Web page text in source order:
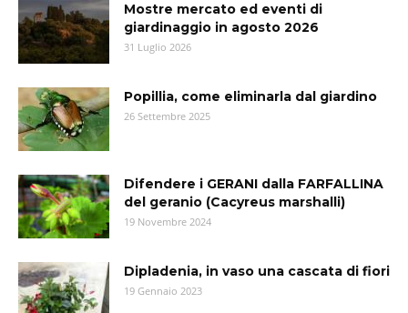
Mostre mercato ed eventi di
giardinaggio in agosto 2026
31 Luglio 2026
Popillia, come eliminarla dal giardino
26 Settembre 2025
Difendere i GERANI dalla FARFALLINA
del geranio (Cacyreus marshalli)
19 Novembre 2024
Dipladenia, in vaso una cascata di fiori
19 Gennaio 2023